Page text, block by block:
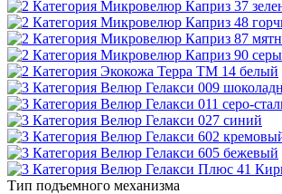
Тип подъемного механизма